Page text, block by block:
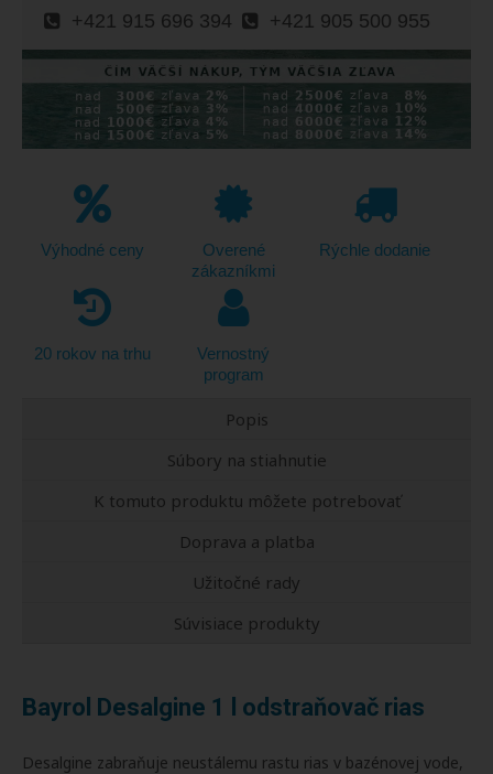
+421 915 696 394 +421 905 500 955
Výhodné ceny
Overené
zákazníkmi
Rýchle dodanie
20 rokov na trhu
Vernostný
program
Popis
Súbory na stiahnutie
K tomuto produktu môžete potrebovať
Doprava a platba
Užitočné rady
Súvisiace produkty
Bayrol Desalgine 1 l odstraňovač rias
Desalgine zabraňuje neustálemu rastu rias v bazénovej vode,